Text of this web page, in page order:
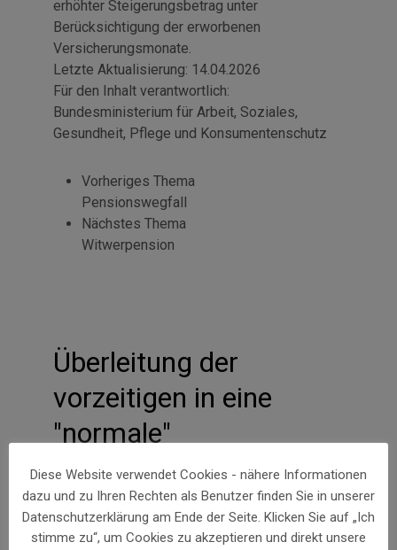
erhöhter Steigerungsbetrag unter
Berücksichtigung der erworbenen
Versicherungsmonate.
Letzte Aktualisierung: 14.04.2026
Für den Inhalt verantwortlich:
Bundesministerium für Arbeit, Soziales,
Gesundheit, Pflege und Konsumentenschutz
Vorheriges Thema
Pensionswegfall
Nächstes Thema
Witwerpension
Überleitung der
vorzeitigen in eine
"normale"
Alterspension
Die vorzeitige Alterspension bei langer
Versicherungsdauer wird vorerst bis zum
Diese Website verwendet Cookies - nähere Informationen
dazu und zu Ihren Rechten als Benutzer finden Sie in unserer
Datenschutzerklärung am Ende der Seite. Klicken Sie auf „Ich
stimme zu“, um Cookies zu akzeptieren und direkt unsere